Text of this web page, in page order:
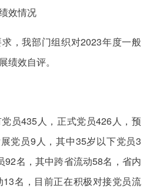
效情况
，我部门组织对2023年度一般
绩效自评。
员435人，正式党员426人，预
党员9人，其中35岁以下党员3
92名，其中跨省流动58名，省内
名，目前正在积极对接党员流